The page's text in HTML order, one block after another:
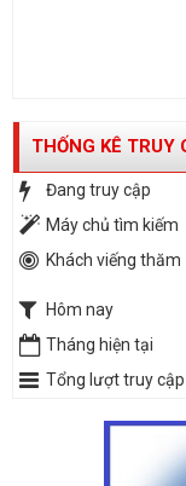
THỐNG KÊ TRUY
Đang truy cập
Máy chủ tìm kiếm
Khách viếng thăm
Hôm nay
Tháng hiện tại
Tổng lượt truy cập